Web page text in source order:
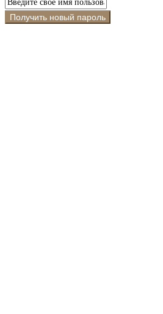
Получить новый пароль